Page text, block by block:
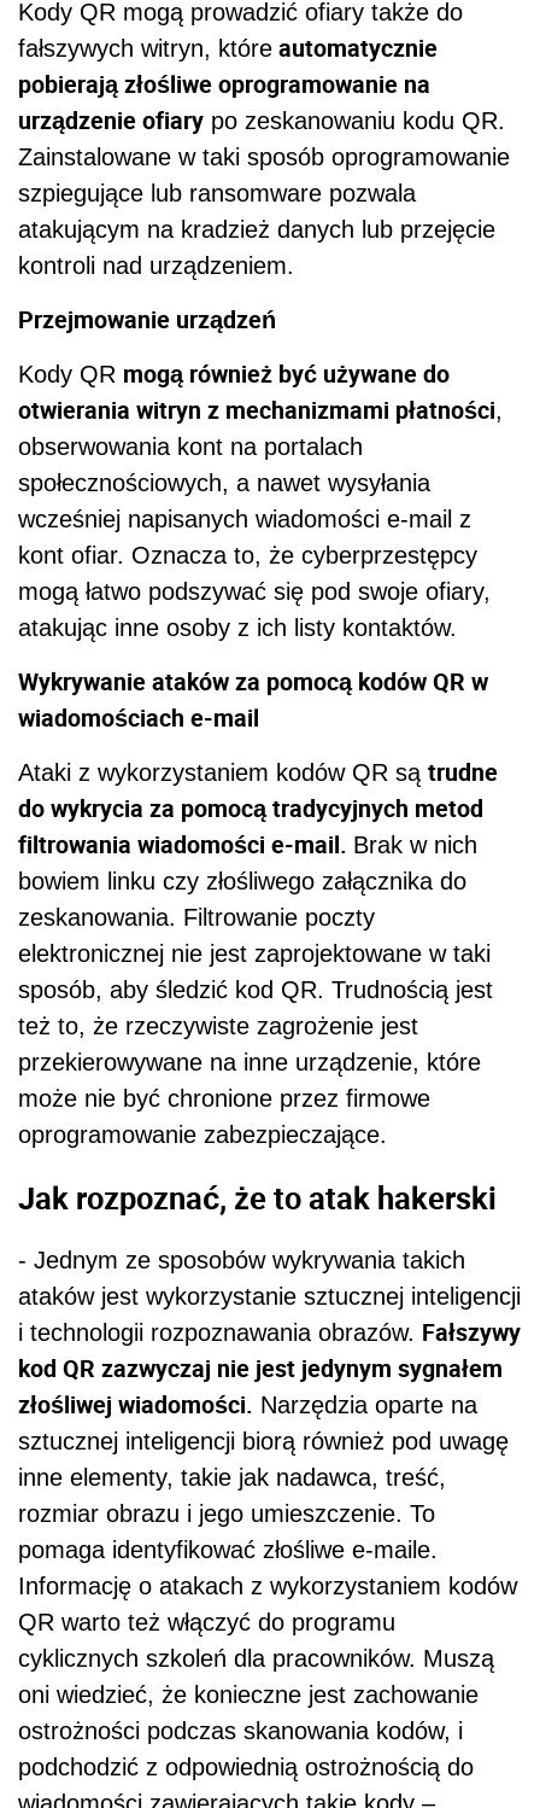
Kody QR mogą prowadzić ofiary także do
fałszywych witryn, które automatycznie
pobierają złośliwe oprogramowanie na
urządzenie ofiary po zeskanowaniu kodu QR.
Zainstalowane w taki sposób oprogramowanie
szpiegujące lub ransomware pozwala
atakującym na kradzież danych lub przejęcie
kontroli nad urządzeniem.
Przejmowanie urządzeń
Kody QR mogą również być używane do
otwierania witryn z mechanizmami płatności,
obserwowania kont na portalach
społecznościowych, a nawet wysyłania
wcześniej napisanych wiadomości e-mail z
kont ofiar. Oznacza to, że cyberprzestępcy
mogą łatwo podszywać się pod swoje ofiary,
atakując inne osoby z ich listy kontaktów.
Wykrywanie ataków za pomocą kodów QR w
wiadomościach e-mail
Ataki z wykorzystaniem kodów QR są trudne
do wykrycia za pomocą tradycyjnych metod
filtrowania wiadomości e-mail. Brak w nich
bowiem linku czy złośliwego załącznika do
zeskanowania. Filtrowanie poczty
elektronicznej nie jest zaprojektowane w taki
sposób, aby śledzić kod QR. Trudnością jest
też to, że rzeczywiste zagrożenie jest
przekierowywane na inne urządzenie, które
może nie być chronione przez firmowe
oprogramowanie zabezpieczające.
Jak rozpoznać, że to atak hakerski
- Jednym ze sposobów wykrywania takich
ataków jest wykorzystanie sztucznej inteligencji
i technologii rozpoznawania obrazów. Fałszywy
kod QR zazwyczaj nie jest jedynym sygnałem
złośliwej wiadomości. Narzędzia oparte na
sztucznej inteligencji biorą również pod uwagę
inne elementy, takie jak nadawca, treść,
rozmiar obrazu i jego umieszczenie. To
pomaga identyfikować złośliwe e-maile.
Informację o atakach z wykorzystaniem kodów
QR warto też włączyć do programu
cyklicznych szkoleń dla pracowników. Muszą
oni wiedzieć, że konieczne jest zachowanie
ostrożności podczas skanowania kodów, i
podchodzić z odpowiednią ostrożnością do